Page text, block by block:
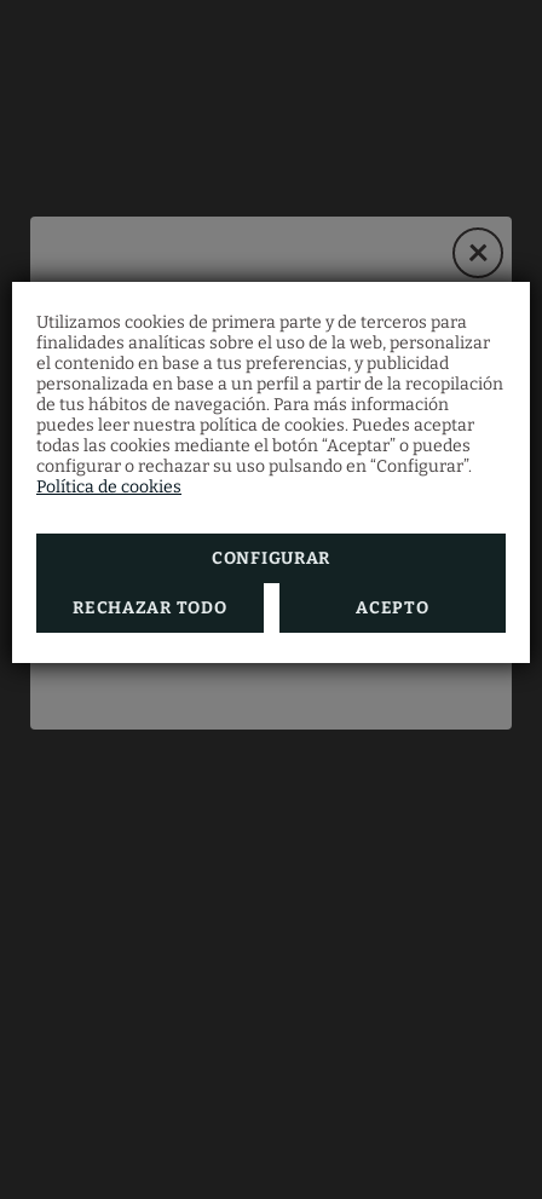
Utilizamos cookies de primera parte y de terceros para
finalidades analíticas sobre el uso de la web, personalizar
el contenido en base a tus preferencias, y publicidad
personalizada en base a un perfil a partir de la recopilación
de tus hábitos de navegación. Para más información
puedes leer nuestra política de cookies. Puedes aceptar
todas las cookies mediante el botón “Aceptar” o puedes
configurar o rechazar su uso pulsando en “Configurar”.
Política de cookies
CONFIGURAR
RECHAZAR TODO ACEPTO
30% de descuento
exclusivo
Por reservar ahora desde nuestra web
oficial, disfruta de tu escapada de verano al